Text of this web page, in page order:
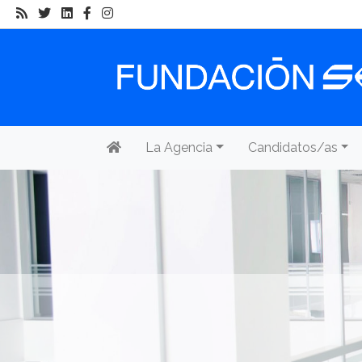
La Agencia Candidatos/as